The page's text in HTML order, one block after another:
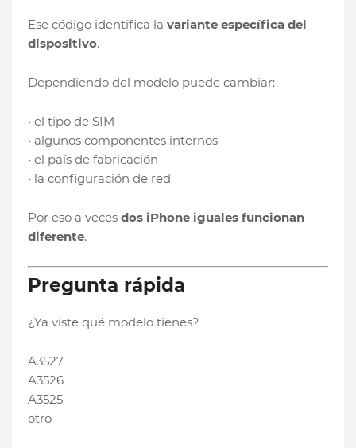
Ese código identifica la variante específica del
dispositivo.
Dependiendo del modelo puede cambiar:
• el tipo de SIM
• algunos componentes internos
• el país de fabricación
• la configuración de red
Por eso a veces dos iPhone iguales funcionan
diferente.
Pregunta rápida
¿Ya viste qué modelo tienes?
A3527
A3526
A3525
otro